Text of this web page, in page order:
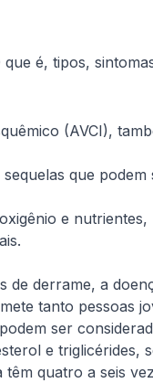
que é, tipos,
(AVCI),
que
e
de derrame, a
tanto pessoas
ser
e
quatro a seis